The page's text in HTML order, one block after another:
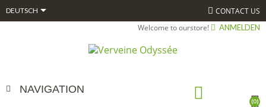
DEUTSCH
CONTACT US
Welcome to ourstore!
ANMELDEN
(0)
NAVIGATION